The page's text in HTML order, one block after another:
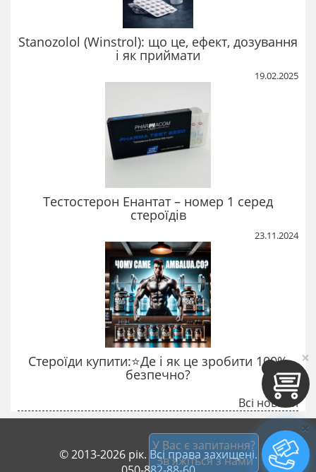
Stanozolol (Winstrol): що це, ефект, дозування
і як приймати
19.02.2025
Тестостерон Енантат – номер 1 серед
стероїдів
23.11.2024
Стероїди купити:⭐Де і як це зробити 100%
безпечно?
Всі новини
© 2013-2026 рік. Всі права захищені.
×
У Вас є запитання?
Зв'яжіться з нами
×